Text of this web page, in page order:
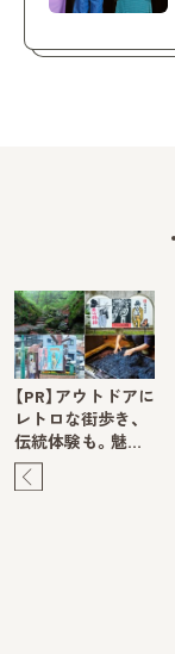
【PR】アウトドアに
レトロな街歩き、
伝統体験も。魅…